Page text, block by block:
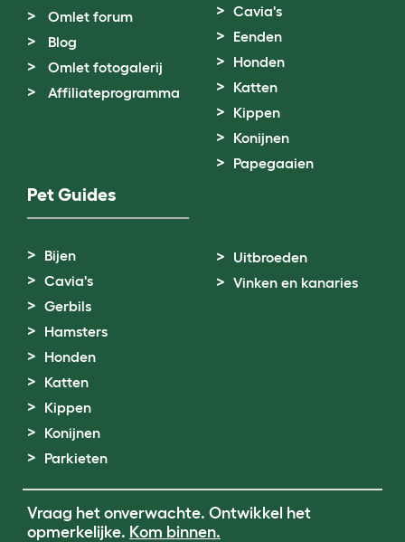
Omlet forum
Blog
Omlet fotogalerij
Affiliateprogramma
Cavia's
Eenden
Honden
Katten
Kippen
Konijnen
Papegaaien
Pet Guides
Bijen
Cavia's
Gerbils
Hamsters
Honden
Katten
Kippen
Konijnen
Parkieten
Uitbroeden
Vinken en kanaries
Vraag het onverwachte. Ontwikkel het
opmerkelijke. Kom binnen.